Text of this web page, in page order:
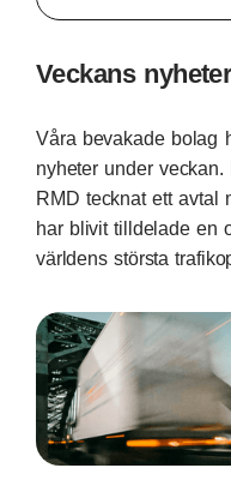
Veckans
Våra bevakade bolag
nyheter under
RMD tecknat ett avtal
har blivit tilldelade en
världens största